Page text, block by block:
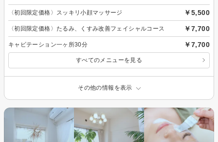
〈初回限定価格〉スッキリ小顔マッサージ ￥5,500
〈初回限定価格〉たるみ、くすみ改善フェイシャルコース ￥7,700
キャビテーション一ヶ所30分 ￥7,700
すべてのメニューを見る
その他の情報を表示